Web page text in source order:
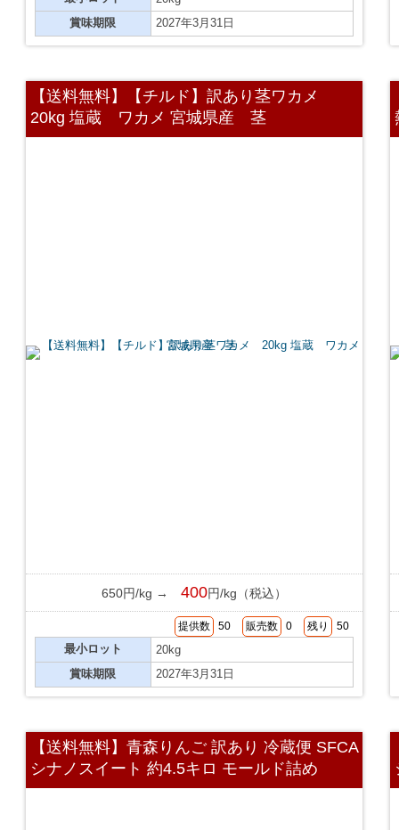
賞味期限
2027年3月31日
【送料無料】【チルド】訳あり茎ワカメ
20kg 塩蔵 ワカメ 宮城県産 茎
650円/kg → 400円/kg（税込）
提供数 50 販売数 0 残り 50
最小ロット
20kg
賞味期限
2027年3月31日
【送料無料】青森りんご 訳あり 冷蔵便 SFCA
シナノスイート 約4.5キロ モールド詰め